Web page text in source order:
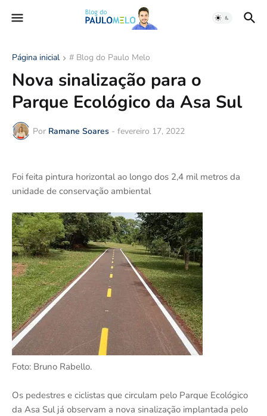
Página inicial # Blog do Paulo Melo
Nova sinalização para o
Parque Ecológico da Asa Sul
Por Ramane Soares - fevereiro 17, 2022
Foi feita pintura horizontal ao longo dos 2,4 mil metros da
unidade de conservação ambiental
Foto: Bruno Rabello.
Os pedestres e ciclistas que circulam pelo Parque Ecológico
da Asa Sul já observam a nova sinalização implantada pelo